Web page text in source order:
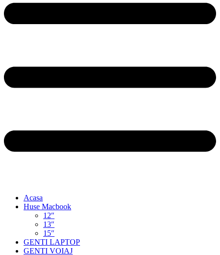
Acasa
Huse Macbook
12″
13″
15″
GENTI LAPTOP
GENTI VOIAJ